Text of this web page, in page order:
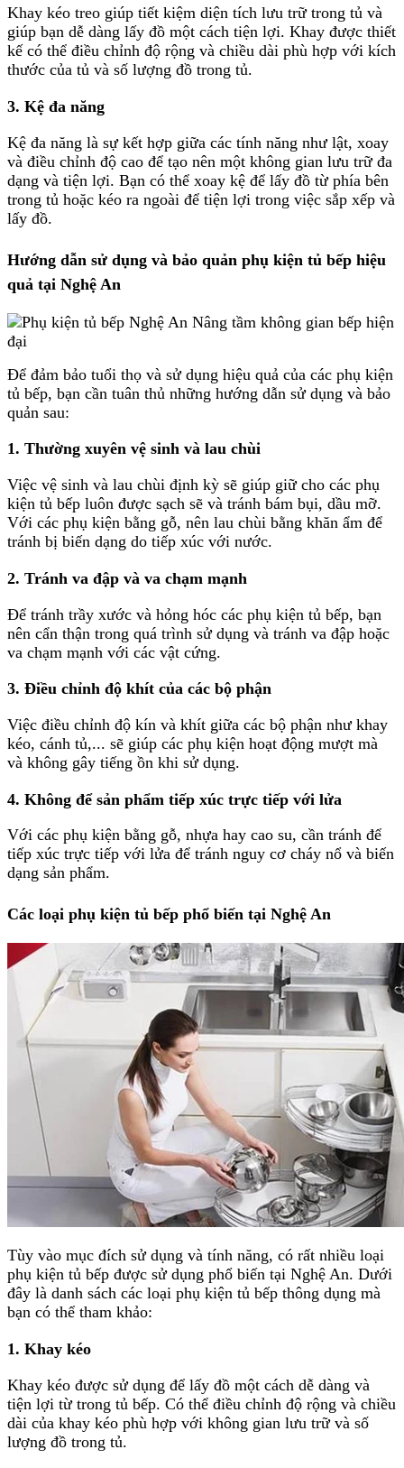
Khay kéo treo giúp tiết kiệm diện tích lưu trữ trong tủ và
giúp bạn dễ dàng lấy đồ một cách tiện lợi. Khay được thiết
kế có thể điều chỉnh độ rộng và chiều dài phù hợp với kích
thước của tủ và số lượng đồ trong tủ.
3. Kệ đa năng
Kệ đa năng là sự kết hợp giữa các tính năng như lật, xoay
và điều chỉnh độ cao để tạo nên một không gian lưu trữ đa
dạng và tiện lợi. Bạn có thể xoay kệ để lấy đồ từ phía bên
trong tủ hoặc kéo ra ngoài để tiện lợi trong việc sắp xếp và
lấy đồ.
Hướng dẫn sử dụng và bảo quản phụ kiện tủ bếp hiệu
quả tại Nghệ An
Để đảm bảo tuổi thọ và sử dụng hiệu quả của các phụ kiện
tủ bếp, bạn cần tuân thủ những hướng dẫn sử dụng và bảo
quản sau:
1. Thường xuyên vệ sinh và lau chùi
Việc vệ sinh và lau chùi định kỳ sẽ giúp giữ cho các phụ
kiện tủ bếp luôn được sạch sẽ và tránh bám bụi, dầu mỡ.
Với các phụ kiện bằng gỗ, nên lau chùi bằng khăn ẩm để
tránh bị biến dạng do tiếp xúc với nước.
2. Tránh va đập và va chạm mạnh
Để tránh trầy xước và hỏng hóc các phụ kiện tủ bếp, bạn
nên cẩn thận trong quá trình sử dụng và tránh va đập hoặc
va chạm mạnh với các vật cứng.
3. Điều chỉnh độ khít của các bộ phận
Việc điều chỉnh độ kín và khít giữa các bộ phận như khay
kéo, cánh tủ,... sẽ giúp các phụ kiện hoạt động mượt mà
và không gây tiếng ồn khi sử dụng.
4. Không để sản phẩm tiếp xúc trực tiếp với lửa
Với các phụ kiện bằng gỗ, nhựa hay cao su, cần tránh để
tiếp xúc trực tiếp với lửa để tránh nguy cơ cháy nổ và biến
dạng sản phẩm.
Các loại phụ kiện tủ bếp phổ biến tại Nghệ An
Tùy vào mục đích sử dụng và tính năng, có rất nhiều loại
phụ kiện tủ bếp được sử dụng phổ biến tại Nghệ An. Dưới
đây là danh sách các loại phụ kiện tủ bếp thông dụng mà
bạn có thể tham khảo:
1. Khay kéo
Khay kéo được sử dụng để lấy đồ một cách dễ dàng và
tiện lợi từ trong tủ bếp. Có thể điều chỉnh độ rộng và chiều
dài của khay kéo phù hợp với không gian lưu trữ và số
lượng đồ trong tủ.